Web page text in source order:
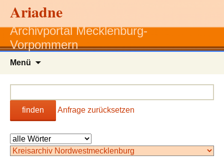
Ariadne
Archivportal Mecklenburg-
Vorpommern
Menü
finden Anfrage zurücksetzen